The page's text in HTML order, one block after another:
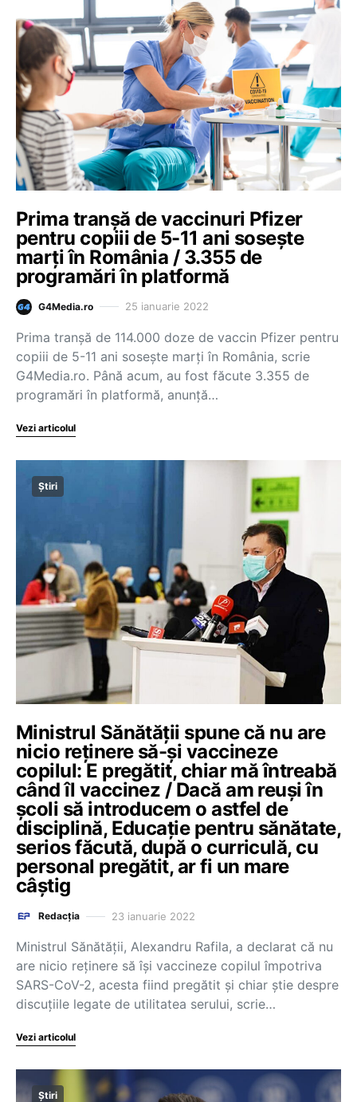
Prima tranșă de vaccinuri Pfizer
pentru copiii de 5-11 ani sosește
marți în România / 3.355 de
programări în platformă
G4Media.ro 25 ianuarie 2022
Prima tranșă de 114.000 doze de vaccin Pfizer pentru
copiii de 5-11 ani sosește marți în România, scrie
G4Media.ro. Până acum, au fost făcute 3.355 de
programări în platformă, anunță…
Vezi articolul
Știri
Ministrul Sănătății spune că nu are
nicio reținere să-și vaccineze
copilul: E pregătit, chiar mă întreabă
când îl vaccinez / Dacă am reuși în
școli să introducem o astfel de
disciplină, Educație pentru sănătate,
serios făcută, după o curriculă, cu
personal pregătit, ar fi un mare
câștig
Redacția 23 ianuarie 2022
Ministrul Sănătăţii, Alexandru Rafila, a declarat că nu
are nicio reţinere să îşi vaccineze copilul împotriva
SARS-CoV-2, acesta fiind pregătit şi chiar ştie despre
discuţiile legate de utilitatea serului, scrie…
Vezi articolul
Știri